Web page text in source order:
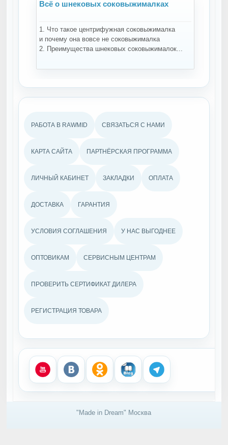
Всё о шнековых соковыжималках
1. Что такое центрифужная соковыжималка
и почему она вовсе не соковыжималка
2. Преимущества шнековых соковыжималок...
РАБОТА В RAWMID СВЯЗАТЬСЯ С НАМИ
КАРТА САЙТА ПАРТНЁРСКАЯ ПРОГРАММА
ЛИЧНЫЙ КАБИНЕТ ЗАКЛАДКИ ОПЛАТА
ДОСТАВКА ГАРАНТИЯ
УСЛОВИЯ СОГЛАШЕНИЯ У НАС ВЫГОДНЕЕ
ОПТОВИКАМ СЕРВИСНЫМ ЦЕНТРАМ
ПРОВЕРИТЬ СЕРТИФИКАТ ДИЛЕРА
РЕГИСТРАЦИЯ ТОВАРА
"Made in Dream" Москва